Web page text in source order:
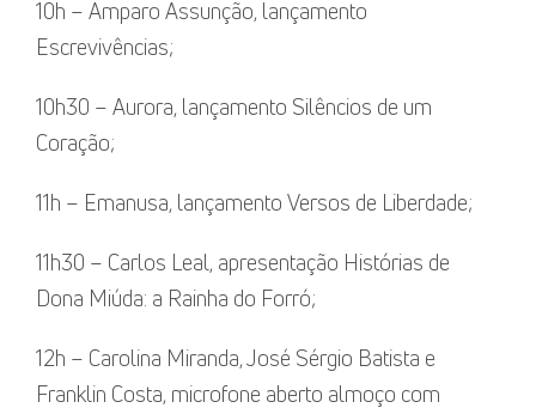
10h – Amparo Assunção, lançamento
Escrevivências;
10h30 – Aurora, lançamento Silêncios de um
Coração;
11h – Emanusa, lançamento Versos de Liberdade;
11h30 – Carlos Leal, apresentação Histórias de
Dona Miúda: a Rainha do Forró;
12h – Carolina Miranda, José Sérgio Batista e
Franklin Costa, microfone aberto almoço com